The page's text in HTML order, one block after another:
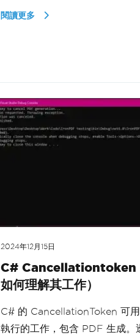
閱讀更多
2024年12月15日
C# Cancellationtoken
如何理解其工作）
C# 的 CancellationToken 可用
執行的工作，包含 PDF 生成。